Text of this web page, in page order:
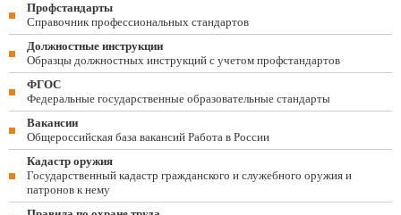
Профстандарты
Справочник профессиональных стандартов
Должностные инструкции
Образцы должностных инструкций с учетом профстандартов
ФГОС
Федеральные государственные образовательные стандарты
Вакансии
Общероссийская база вакансий Работа в России
Кадастр оружия
Государственный кадастр гражданского и служебного оружия и
патронов к нему